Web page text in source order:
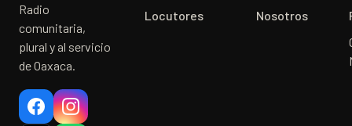
Radio
comunitaria,
plural y al servicio
de Oaxaca.
Locutores
Nosotros